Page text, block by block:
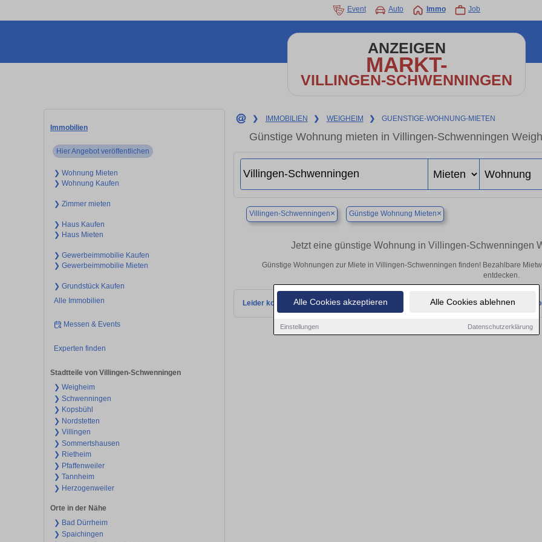
Alle Cookies akzeptieren Alle Cookies ablehnen
Einstellungen Datenschutzerklärung
Event Auto Immo Job
ANZEIGEN
MARKT-
VILLINGEN-SCHWENNINGEN
Immobilien
Hier Angebot veröffentlichen
❯ Wohnung Mieten
❯ Wohnung Kaufen
❯ Zimmer mieten
❯ Haus Kaufen
❯ Haus Mieten
❯ Gewerbeimmobilie Kaufen
❯ Gewerbeimmobilie Mieten
❯ Grundstück Kaufen
Alle Immobilien
Messen & Events
Experten finden
Stadtteile von Villingen-Schwenningen
❯ Weigheim
❯ Schwenningen
❯ Kopsbühl
❯ Nordstetten
❯ Villingen
❯ Sommertshausen
❯ Rietheim
❯ Pfaffenweiler
❯ Tannheim
❯ Herzogenweiler
Orte in der Nähe
❯ Bad Dürrheim
❯ Spaichingen
❯ IMMOBILIEN ❯ WEIGHEIM ❯ GUENSTIGE-WOHNUNG-MIETEN
Günstige Wohnung mieten in Villingen-Schwenningen
Villingen-Schwenningen× Günstige Wohnung Mieten×
Jetzt eine günstige Wohnung in Villingen-Schwenningen
Günstige Wohnungen zur Miete in Villingen-Schwenningen finden! Bezahlbare
entdecken.
Leider konnten wir derzeit keine passenden Objekte finden. Schauen Sie bald wieder